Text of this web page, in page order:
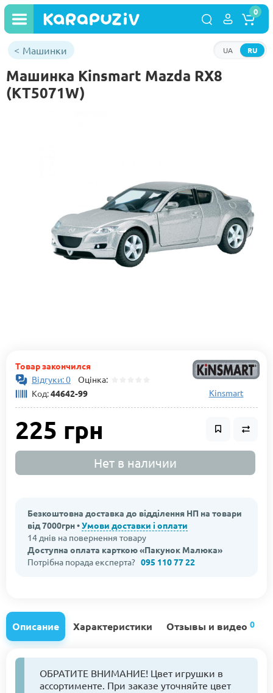
RU
UA
0
Машинки
Машинка Kinsmart Mazda RX8
(KT5071W)
Товар закончился
Відгуки: 0 Оцінка:
Код:44642-99 Kinsmart
225 грн
Нет в наличии
Безкоштовна доставка до відділення НП на товари
від 7000грн •Умови доставки і оплати
14 днів на повернення товару
Доступна оплата карткою «Пакунок Малюка»
Потрібна порада експерта? 095 110 77 22
Описание Характеристики Отзывы и видео 0
ОБРАТИТЕ ВНИМАНИЕ! Цвет игрушки в
ассортименте. При заказе уточняйте цвет